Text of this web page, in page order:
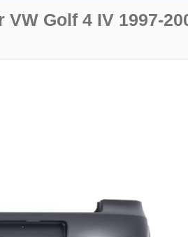
Golf 4 IV 1997-